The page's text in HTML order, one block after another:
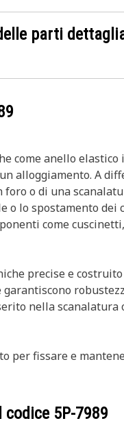
parti
come anello
alloggiamento. A
o di una
o lo spostamento
come
precise e
nella scanalatura
per fissare e
codice 5P-7989